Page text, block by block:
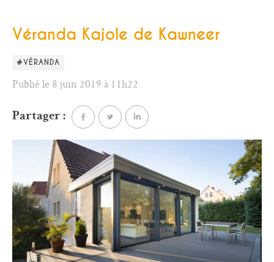
Véranda Kajole de Kawneer
#VÉRANDA
Publié le 8 juin 2019 à 11h22
Partager :